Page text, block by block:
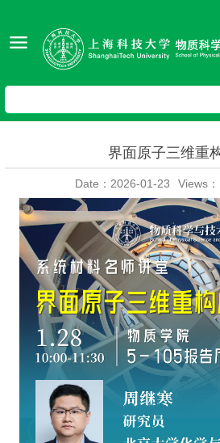
界面原子三维重
Date：2026-01-23 Views：